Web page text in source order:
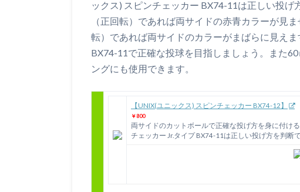
ックス) スピンチェッカー BX74-11は正しい投
（正回転）であれば両サイドの赤青カラーが見
転）であれば両サイドのカラーがまばらに見え
BX74-11で正確な投球を目指しましょう。また
ングにも使用できます。
【UNIX(ユニックス) スピンチェッカー BX74-12】
￥800
両サイドのカットボールで正確な投げ方を身に付け
チェッカー Jr.タイプ BX74-11は正しい投げ方を判断